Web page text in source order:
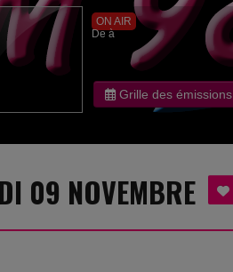
ON AIR
De à
Grille des émissions
09 NOVEMBRE